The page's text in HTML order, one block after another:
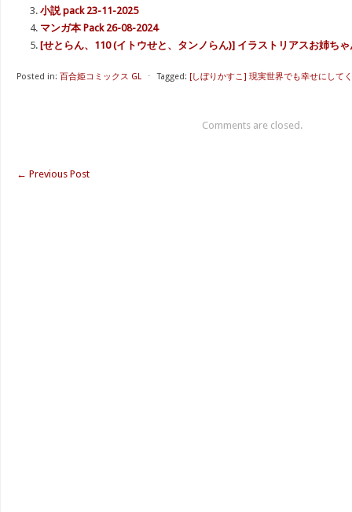
小説 pack 23-11-2025
マンガ本 Pack 26-08-2024
[せとらん、110 (イトウせと、タンノらん)] イラストリアスお姉ち
Posted in: 百合姫コミックス GL ⋅ Tagged: [しぼりかすこ] 現実世界でも幸せにして
Comments are closed.
← Previous Post